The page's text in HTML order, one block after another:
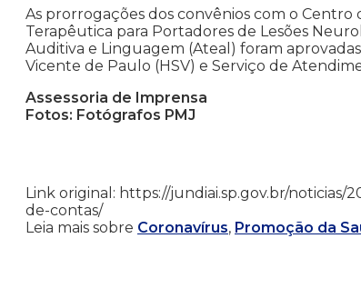
As prorrogações dos convênios com o Centro
Terapêutica para Portadores de Lesões
Auditiva e Linguagem (Ateal) foram
Vicente de Paulo (HSV) e Serviço de
Assessoria de Imprensa
Fotos: Fotógrafos PMJ
Link original: https://jundiai.sp.gov.br/
de-contas/
Leia mais sobre Coronavírus, Promoção da